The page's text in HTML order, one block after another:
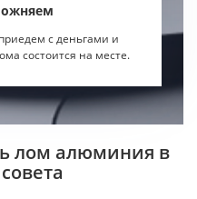
с деньгами и
состоится на месте.
лом алюминия в